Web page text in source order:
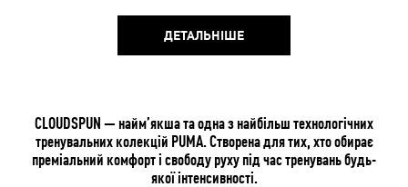
ДЕТАЛЬНІШЕ
CLOUDSPUN — найм’якша та одна з найбільш технологічних
тренувальних колекцій PUMA. Створена для тих, хто обирає
преміальний комфорт і свободу руху під час тренувань будь-
якої інтенсивності.